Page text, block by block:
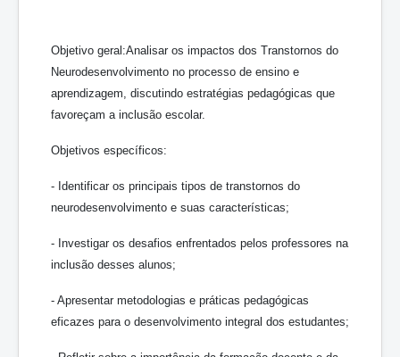
Objetivo geral:Analisar os impactos dos Transtornos do
Neurodesenvolvimento no processo de ensino e
aprendizagem, discutindo estratégias pedagógicas que
favoreçam a inclusão escolar.
Objetivos específicos:
- Identificar os principais tipos de transtornos do
neurodesenvolvimento e suas características;
- Investigar os desafios enfrentados pelos professores na
inclusão desses alunos;
- Apresentar metodologias e práticas pedagógicas
eficazes para o desenvolvimento integral dos estudantes;